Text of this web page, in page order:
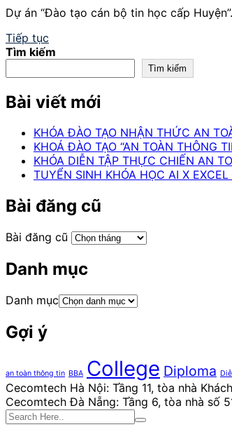
Dự án “Đào tạo cán bộ tin học cấp
Tiếp tục
Tìm kiếm
Tìm kiếm
Bài viết mới
KHÓA ĐÀO TẠO NHẬN THỨC AN
KHOÁ ĐÀO TẠO “AN TOÀN THÔNG
KHÓA DIỄN TẬP THỰC CHIẾN AN
TUYỂN SINH KHÓA HỌC AI X
Bài đăng cũ
Bài đăng cũ
Danh mục
Danh mục
Gợi ý
an toàn thông tin BBA College Diploma
Cecomtech Hà Nội: Tầng 11, tòa nhà
Cecomtech Đà Nẵng: Tầng 6, tòa nhà số